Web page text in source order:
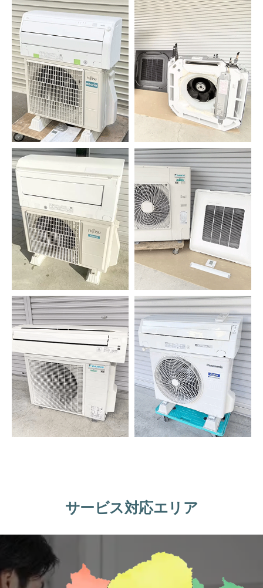
サービス対応エリア